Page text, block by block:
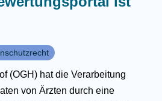
(OGH) hat die Verarbeitung
von Ärzten durch eine